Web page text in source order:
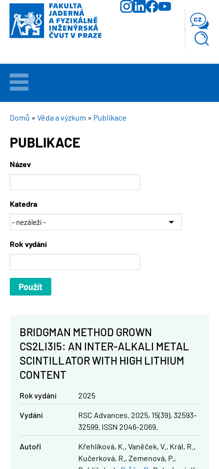
Přejít
hlavnímu
obsahu
VÍTEJTE
UCHAZEČI
STUDIUM
VĚDA
FAKULTA
cz
DROBEČKOVÁ
Domů Věda a výzkum Publikace
PUBLIKACE
Název
Katedra
Rok vydání
BRIDGMAN METHOD GROWN
CS2LI3I5: AN INTER-ALKALI METAL
SCINTILLATOR WITH HIGH LITHIUM
CONTENT
Rok vydání 2025
Vydání
RSC Advances. 2025, 15(39), 32593-
32599. ISSN 2046-2069.
Autoři Křehlíková, K. Vaněček, V. Král, R.
Kučerková, R.
Zemenová, P.